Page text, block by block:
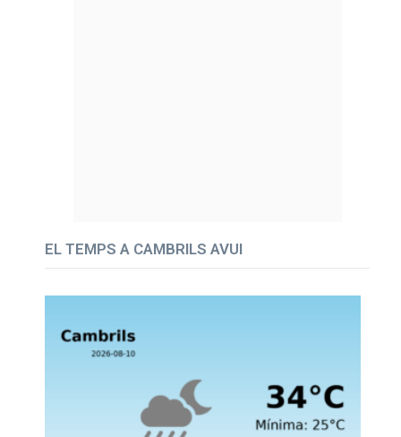
EL TEMPS A CAMBRILS AVUI